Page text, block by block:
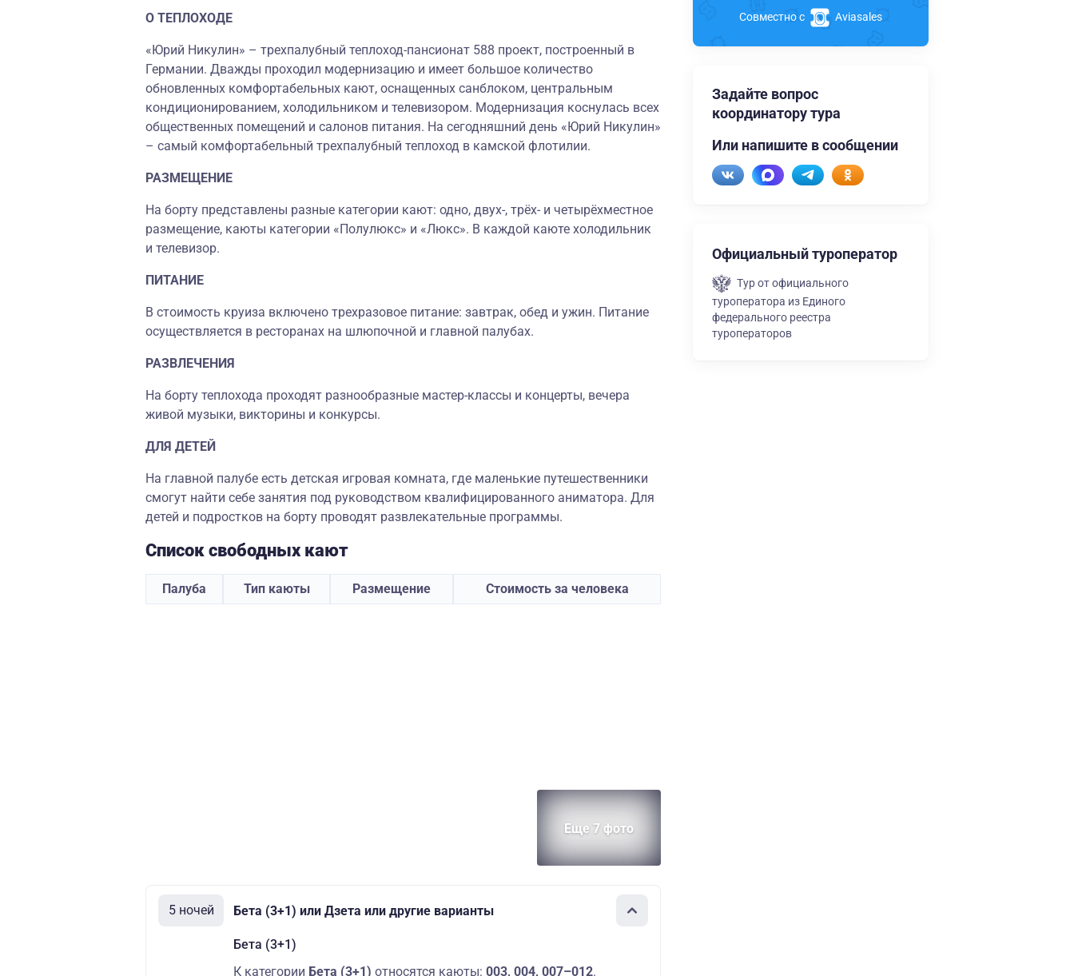
О ТЕПЛОХОДЕ
«Юрий Никулин» – трехпалубный теплоход-пансионат 588 проект, построенный в
Германии. Дважды проходил модернизацию и имеет большое количество
обновленных комфортабельных кают, оснащенных санблоком, центральным
кондиционированием, холодильником и телевизором. Модернизация коснулась всех
общественных помещений и салонов питания. На сегодняшний день «Юрий Никулин»
– самый комфортабельный трехпалубный теплоход в камской флотилии.
РАЗМЕЩЕНИЕ
На борту представлены разные категории кают: одно, двух-, трёх- и четырёхместное
размещение, каюты категории «Полулюкс» и «Люкс». В каждой каюте холодильник
и телевизор.
ПИТАНИЕ
В стоимость круиза включено трехразовое питание: завтрак, обед и ужин. Питание
осуществляется в ресторанах на шлюпочной и главной палубах.
РАЗВЛЕЧЕНИЯ
На борту теплохода проходят разнообразные мастер-классы и концерты, вечера
живой музыки, викторины и конкурсы.
ДЛЯ ДЕТЕЙ
На главной палубе есть детская игровая комната, где маленькие путешественники
смогут найти себе занятия под руководством квалифицированного аниматора. Для
детей и подростков на борту проводят развлекательные программы.
Список свободных кают
Палуба Тип каюты Размещение Стоимость за человека
Еще 7 фото
5 ночей Бета (3+1) или Дзета или другие варианты
Бета (3+1)
К категории Бета (3+1) относятся каюты: 003, 004, 007–012.
Совместно с Aviasales
Задайте вопрос
координатору тура
Или напишите в сообщении
Официальный туроператор
Тур от официального
туроператора из Единого
федерального реестра
туроператоров